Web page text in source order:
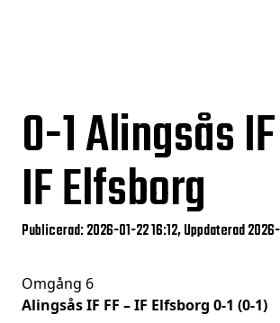
0-1Alingsås
IF Elfsborg
Publicerad: 2026-01-22 16:12, Uppdaterad
Omgång 6
Alingsås IF FF – IF Elfsborg 0-1 (0-1)